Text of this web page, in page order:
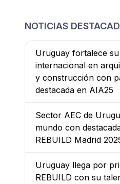
NOTICIAS
Uruguay fortalece
internacional en
y construcción con
destacada en AIA25
Sector AEC de
mundo con
REBUILD Madrid
Uruguay llega por
REBUILD con su